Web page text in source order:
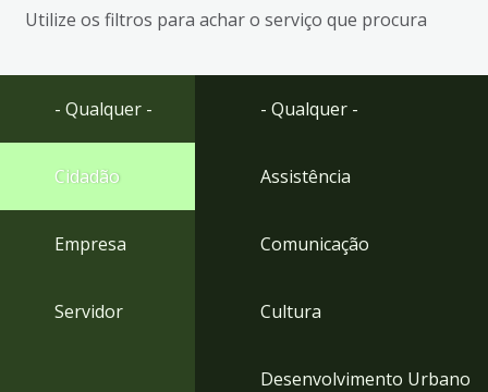
busca
Ir
rodapé
Utilize os filtros para achar o serviço que procura
- Qualquer -
Cidadão
Empresa
Servidor
- Qualquer -
Assistência
Comunicação
Cultura
Desenvolvimento Urbano